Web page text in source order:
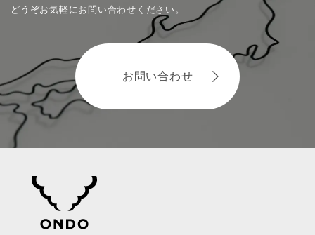
どうぞお気軽にお問い合わせください。
お問い合わせ